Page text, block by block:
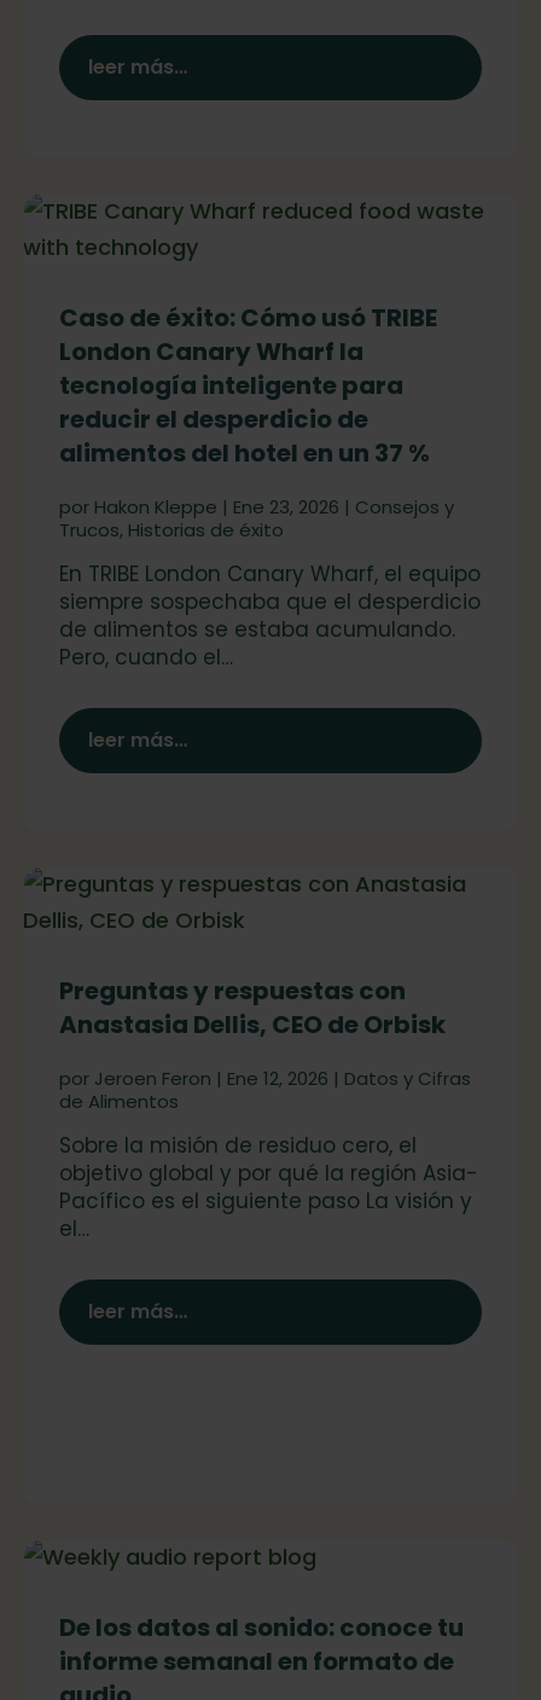
leer más…
Caso de éxito: Cómo usó TRIBE
London Canary Wharf la
tecnología inteligente para
reducir el desperdicio de
alimentos del hotel en un 37 %
por Hakon Kleppe | Ene 23, 2026 | Consejos y
Trucos, Historias de éxito
En TRIBE London Canary Wharf, el equipo
siempre sospechaba que el desperdicio
de alimentos se estaba acumulando.
Pero, cuando el…
leer más…
Preguntas y respuestas con
Anastasia Dellis, CEO de Orbisk
por Jeroen Feron | Ene 12, 2026 | Datos y Cifras
de Alimentos
Sobre la misión de residuo cero, el
objetivo global y por qué la región Asia-
Pacífico es el siguiente paso La visión y
el…
leer más…
De los datos al sonido: conoce tu
informe semanal en formato de